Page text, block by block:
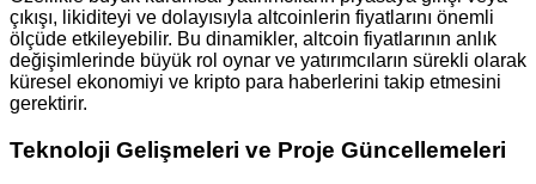
çıkışı, likiditeyi ve dolayısıyla altcoinlerin fiyatlarını önemli
ölçüde etkileyebilir. Bu dinamikler, altcoin fiyatlarının anlık
değişimlerinde büyük rol oynar ve yatırımcıların sürekli olarak
küresel ekonomiyi ve kripto para haberlerini takip etmesini
gerektirir.
Teknoloji Gelişmeleri ve Proje Güncellemeleri